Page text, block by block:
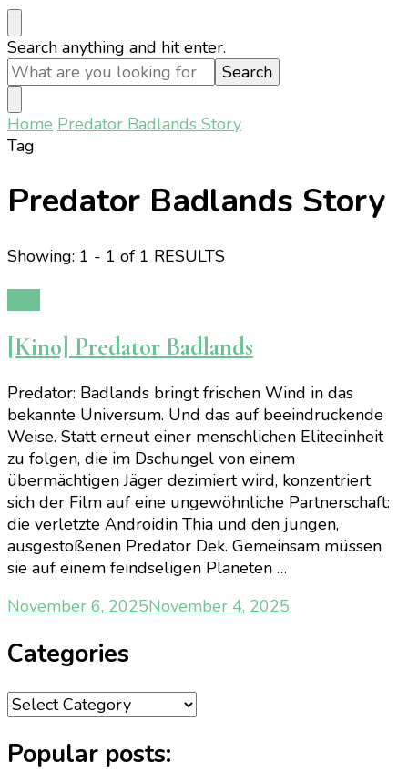
Looking
for
Something?
Search anything and hit enter.
Home Predator Badlands Story
Tag
Predator Badlands Story
Showing: 1 - 1 of 1 RESULTS
[Kino] Predator Badlands
Predator: Badlands bringt frischen Wind in das
bekannte Universum. Und das auf beeindruckende
Weise. Statt erneut einer menschlichen Eliteeinheit
zu folgen, die im Dschungel von einem
übermächtigen Jäger dezimiert wird, konzentriert
sich der Film auf eine ungewöhnliche Partnerschaft:
die verletzte Androidin Thia und den jungen,
ausgestoßenen Predator Dek. Gemeinsam müssen
sie auf einem feindseligen Planeten …
November 6, 2025November 4, 2025
Categories
Categories
Popular posts: